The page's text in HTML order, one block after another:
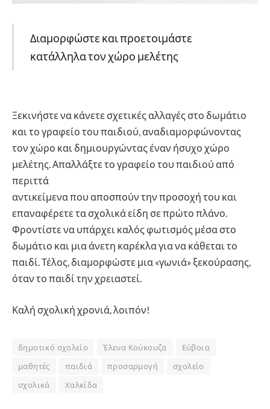
Διαμορφώστε και προετοιμάστε
κατάλληλα τον χώρο μελέτης
Ξεκινήστε να κάνετε σχετικές αλλαγές στο δωμάτιο
και το γραφείο του παιδιού, αναδιαμορφώνοντας
τον χώρο και δημιουργώντας έναν ήσυχο χώρο
μελέτης. Απαλλάξτε το γραφείο του παιδιού από
περιττά
αντικείμενα που αποσπούν την προσοχή του και
επαναφέρετε τα σχολικά είδη σε πρώτο πλάνο.
Φροντίστε να υπάρχει καλός φωτισμός μέσα στο
δωμάτιο και μια άνετη καρέκλα για να κάθεται το
παιδί. Τέλος, διαμορφώστε μια «γωνιά» ξεκούρασης,
όταν το παιδί την χρειαστεί.
Καλή σχολική χρονιά, λοιπόν!
δημοτικό σχολείο Έλενα Κούκουζα
Εύβοια
μαθητές
παιδιά προσαρμογή
σχολείο
σχολικά
Χαλκίδα